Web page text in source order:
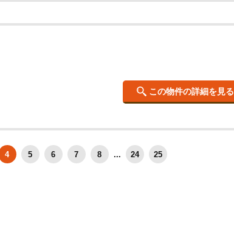
この物件の詳細を見る
4 5 6 7 8 ... 24 25